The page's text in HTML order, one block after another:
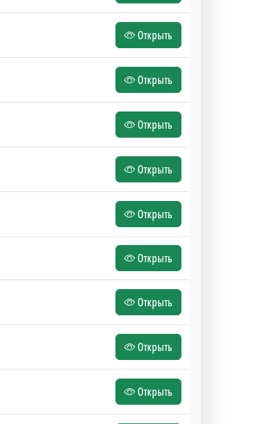
Открыть
Открыть
Открыть
Открыть
Открыть
Открыть
Открыть
Открыть
Открыть